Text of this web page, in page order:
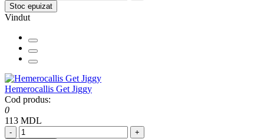
Stoc epuizat
Vindut
Hemerocallis Get Jiggy
Cod produs:
0
113 MDL
-
+